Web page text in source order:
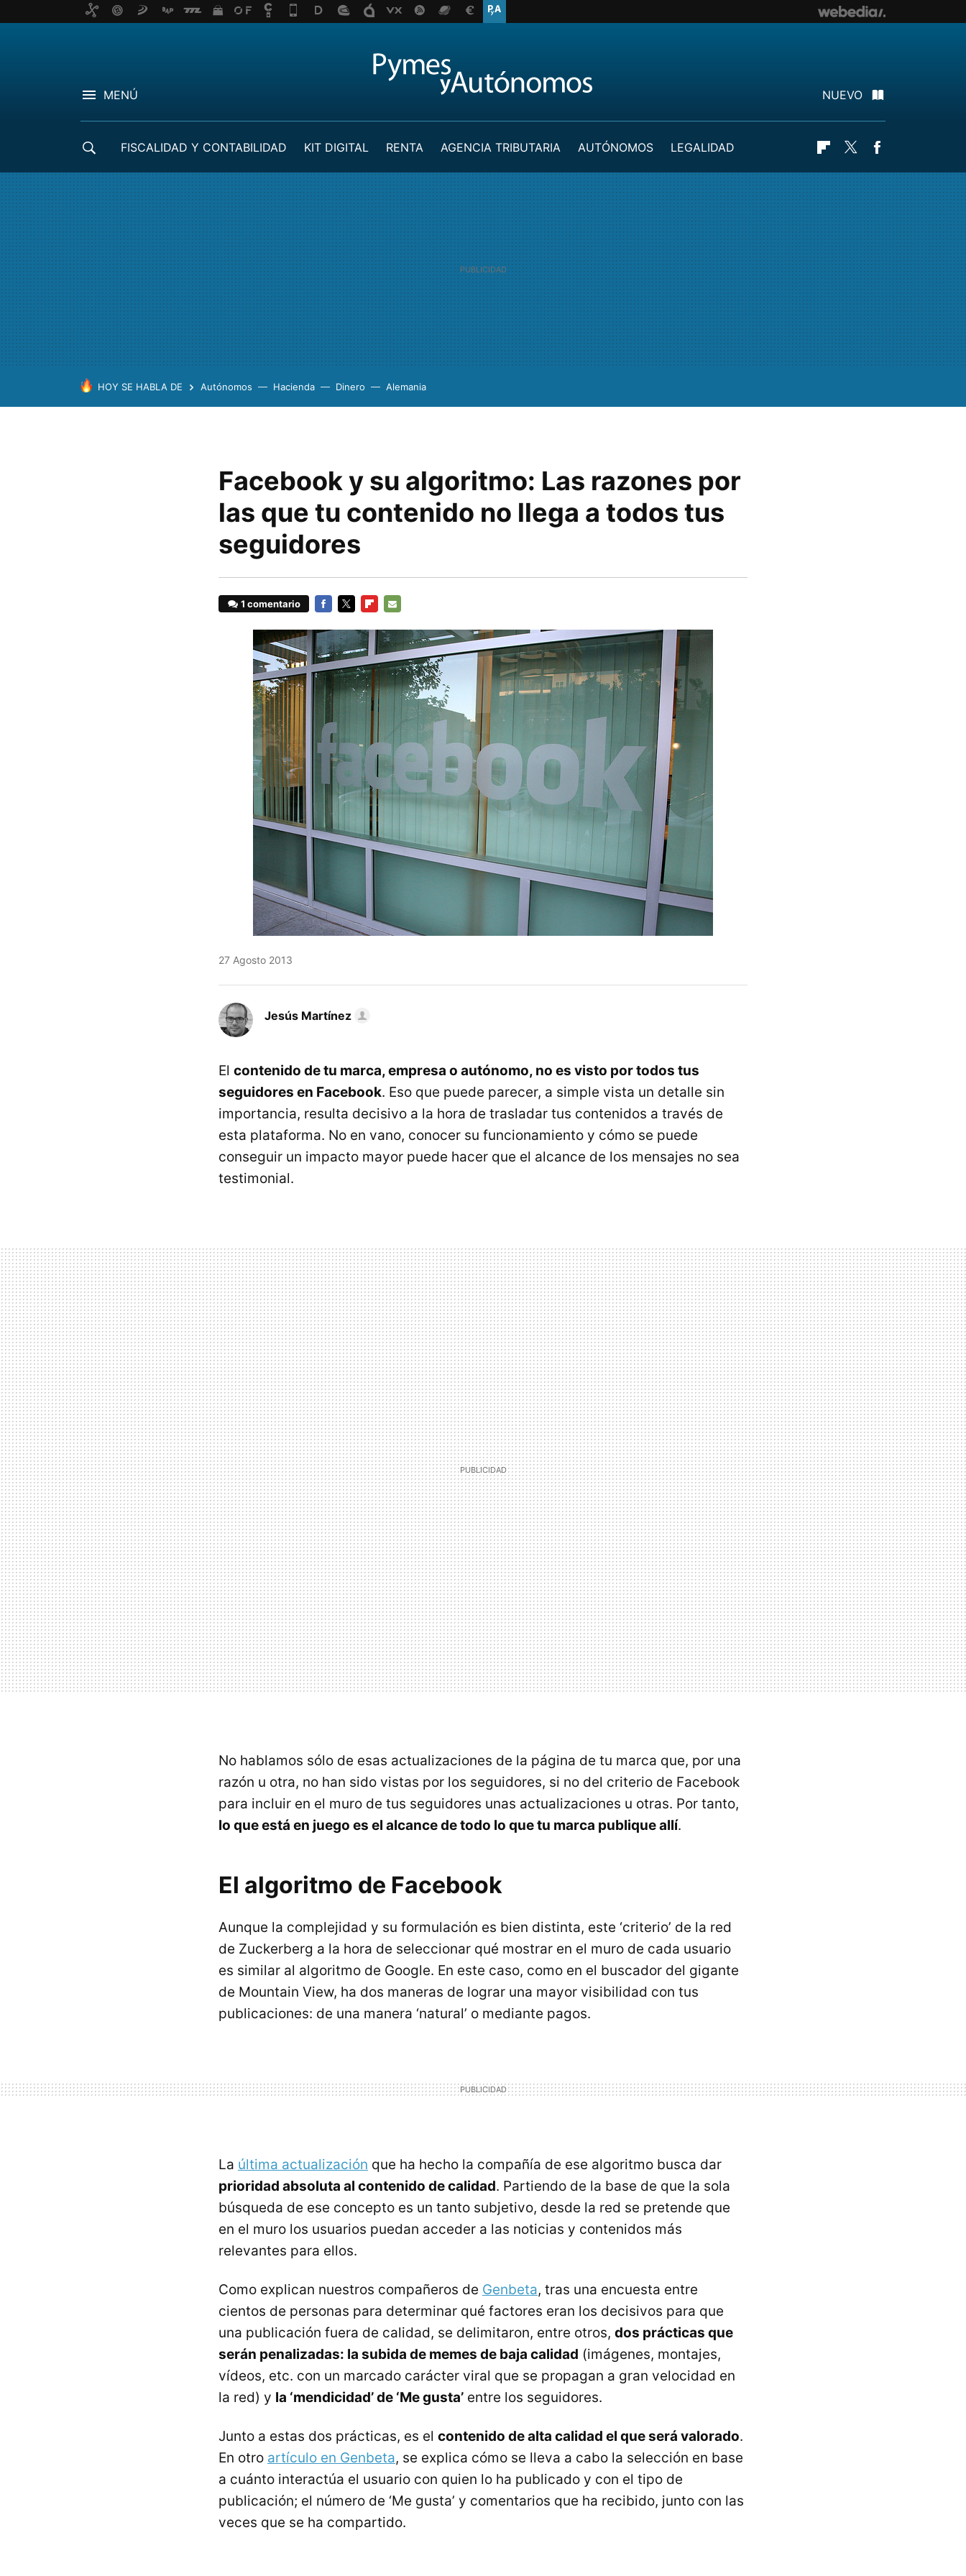
MENÚ NUEVO
FISCALIDAD Y CONTABILIDAD KIT DIGITAL RENTA AGENCIA TRIBUTARIA AUTÓNOMOS
LEGALIDAD
Flipboard
Twitter
HOY SE HABLA DE Autónomos Hacienda Dinero Alemania
Facebook y su algoritmo: Las razones por
las que tu contenido no llega a todos tus
seguidores
1 comentario
MAIL
27 Agosto 2013
Jesús Martínez
El contenido de tu marca, empresa o autónomo, no es visto por todos tus
seguidores en Facebook. Eso que puede parecer, a simple vista un detalle sin
importancia, resulta decisivo a la hora de trasladar tus contenidos a través de
esta plataforma. No en vano, conocer su funcionamiento y cómo se puede
conseguir un impacto mayor puede hacer que el alcance de los mensajes no sea
testimonial.
No hablamos sólo de esas actualizaciones de la página de tu marca que, por una
razón u otra, no han sido vistas por los seguidores, si no del criterio de Facebook
para incluir en el muro de tus seguidores unas actualizaciones u otras. Por tanto,
lo que está en juego es el alcance de todo lo que tu marca publique allí.
El algoritmo de Facebook
Aunque la complejidad y su formulación es bien distinta, este ‘criterio’ de la red
de Zuckerberg a la hora de seleccionar qué mostrar en el muro de cada usuario
es similar al algoritmo de Google. En este caso, como en el buscador del gigante
de Mountain View, ha dos maneras de lograr una mayor visibilidad con tus
publicaciones: de una manera ‘natural’ o mediante pagos.
La última actualización que ha hecho la compañía de ese algoritmo busca dar
prioridad absoluta al contenido de calidad. Partiendo de la base de que la sola
búsqueda de ese concepto es un tanto subjetivo, desde la red se pretende que
en el muro los usuarios puedan acceder a las noticias y contenidos más
relevantes para ellos.
Como explican nuestros compañeros de Genbeta, tras una encuesta entre
cientos de personas para determinar qué factores eran los decisivos para que
una publicación fuera de calidad, se delimitaron, entre otros, dos prácticas que
serán penalizadas: la subida de memes de baja calidad (imágenes, montajes,
vídeos, etc. con un marcado carácter viral que se propagan a gran velocidad en
la red) y la ‘mendicidad’ de ‘Me gusta’ entre los seguidores.
Junto a estas dos prácticas, es el contenido de alta calidad el que será valorado.
En otro artículo en Genbeta, se explica cómo se lleva a cabo la selección en base
a cuánto interactúa el usuario con quien lo ha publicado y con el tipo de
publicación; el número de ‘Me gusta’ y comentarios que ha recibido, junto con las
veces que se ha compartido.